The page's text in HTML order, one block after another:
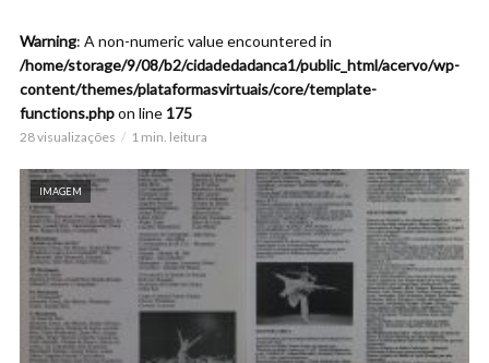
Warning: A non-numeric value encountered in
/home/storage/9/08/b2/cidadedadanca1/public_html/acervo/wp-
content/themes/plataformasvirtuais/core/template-
functions.phpon line 175
28 visualizações 1 min. leitura
IMAGEM